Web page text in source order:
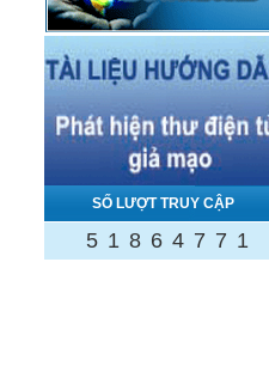
SỐ LƯỢT TRUY CẬP
5 1 8 6 4 7 7 1